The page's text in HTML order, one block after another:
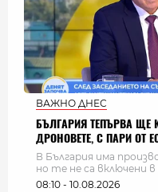
ВАЖНО ДНЕС
БЪЛГАРИЯ ТЕПЪРВА ЩЕ
ДРОНОВЕТЕ, С ПАРИ ОТ
В България има
но те не са включени
08:10 - 10.08.2026